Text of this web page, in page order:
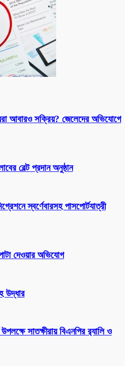
আবারও সক্রিয়? জেলেদের অভিযোগে
বেল্ট প্রদান অনুষ্ঠান
স্বর্ণেবারসহ পাসপোর্টযাত্রী
দেওয়ার অভিযোগ
উদ্ধার
সাতক্ষীরায় বিএনপির র‌্যালি ও